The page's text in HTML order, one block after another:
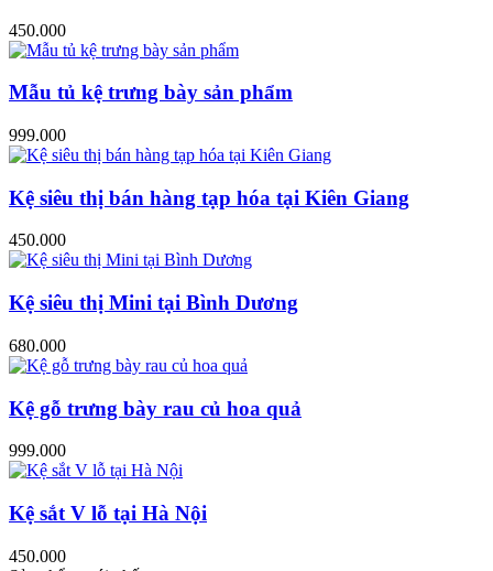
450.000
Mẫu tủ kệ trưng bày sản phẩm
999.000
Kệ siêu thị bán hàng tạp hóa tại Kiên Giang
450.000
Kệ siêu thị Mini tại Bình Dương
680.000
Kệ gỗ trưng bày rau củ hoa quả
999.000
Kệ sắt V lỗ tại Hà Nội
450.000